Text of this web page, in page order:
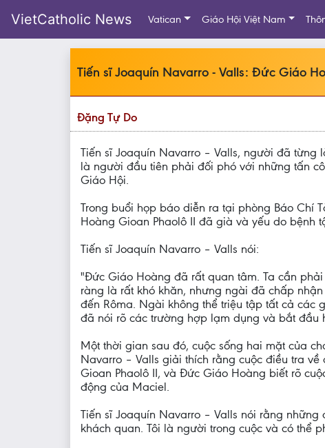
VietCatholic News Vatican Giáo Hội Việt Nam
Tiến sĩ Joaquín Navarro - Valls: Đức Giáo
Đặng Tự Do
Tiến sĩ Joaquín Navarro – Valls, người đã từng
là người đầu tiên phải đối phó với những tấn
Giáo Hội.
Trong buổi họp báo diễn ra tại phòng Báo Chí
Hoàng Gioan Phaolô II đã già và yếu do bệnh
Tiến sĩ Joaquín Navarro – Valls nói:
"Đức Giáo Hoàng đã rất quan tâm. Ta cần
ràng là rất khó khăn, nhưng ngài đã chấp
đến Rôma. Ngài không thể triệu tập tất cả các
đã nói rõ các trường hợp lạm dụng và bắt đầu
Một thời gian sau đó, cuộc sống hai mặt của
Navarro – Valls giải thích rằng cuộc điều tra
Gioan Phaolô II, và Đức Giáo Hoàng biết rõ
động của Maciel.
Tiến sĩ Joaquín Navarro – Valls nói rằng
khách quan. Tôi là người trong cuộc và có thể